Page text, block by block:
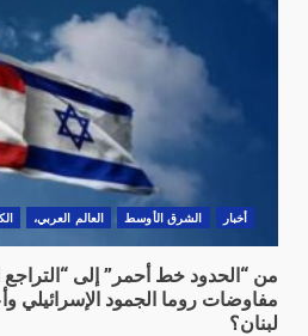
أخبار الشرق الأوسط العالم العربي،
من “الحدود خط أحمر” إلى
مفاوضات روما الجمود
لبنان؟